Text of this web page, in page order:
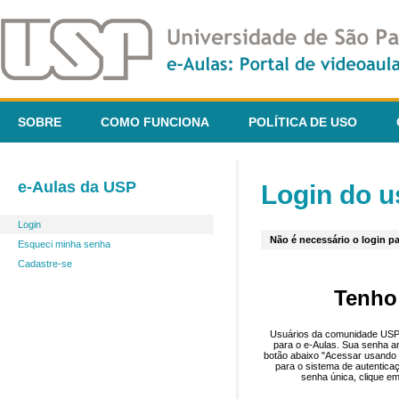
SOBRE COMO FUNCIONA POLÍTICA DE USO
e-Aulas da USP
Login
Esqueci minha senha
Cadastre-se
Login do
Não é necessário o login
Usuários da comunidade
para o e-Aulas. Sua senha
botão abaixo "Acessar
para o sistema de
senha única, clique